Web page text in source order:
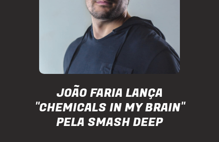
JOÃO FARIA LANÇA
"CHEMICALS IN MY BRAIN"
PELA SMASH DEEP